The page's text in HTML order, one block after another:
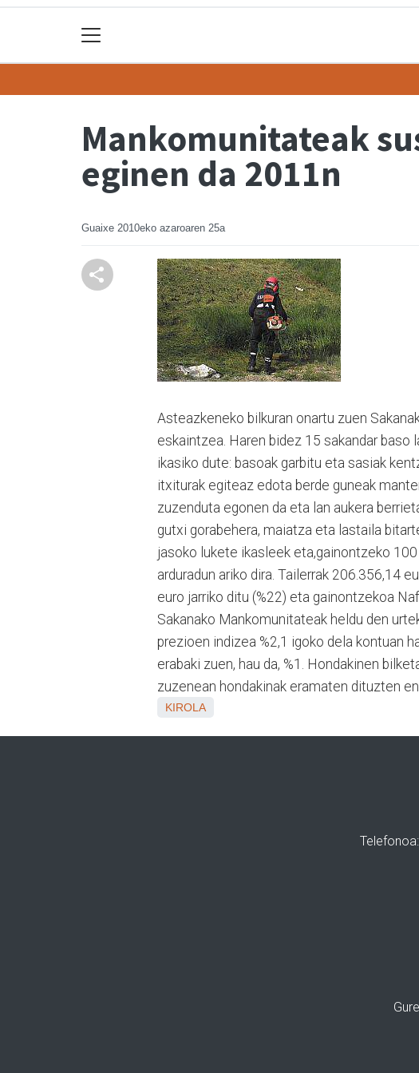
Mankomunitateak
eginen da 2011n
Guaixe 2010eko azaroaren 25a
Asteazkeneko bilkuran onartu zuen
eskaintzea. Haren bidez 15 sakandar baso
ikasiko dute: basoak garbitu eta sasiak
itxiturak egiteaz edota berde guneak
zuzenduta egonen da eta lan aukera
gutxi gorabehera, maiatza eta lastaila
jasoko lukete ikasleek eta,gainontzeko
arduradun ariko dira. Tailerrak 206.356,14
euro jarriko ditu (%22) eta gainontzekoa
Sakanako Mankomunitateak heldu den
prezioen indizea %2,1 igoko dela kontuan
erabaki zuen, hau da, %1. Hondakinen
zuzenean hondakinak eramaten dituzten
KIROLA